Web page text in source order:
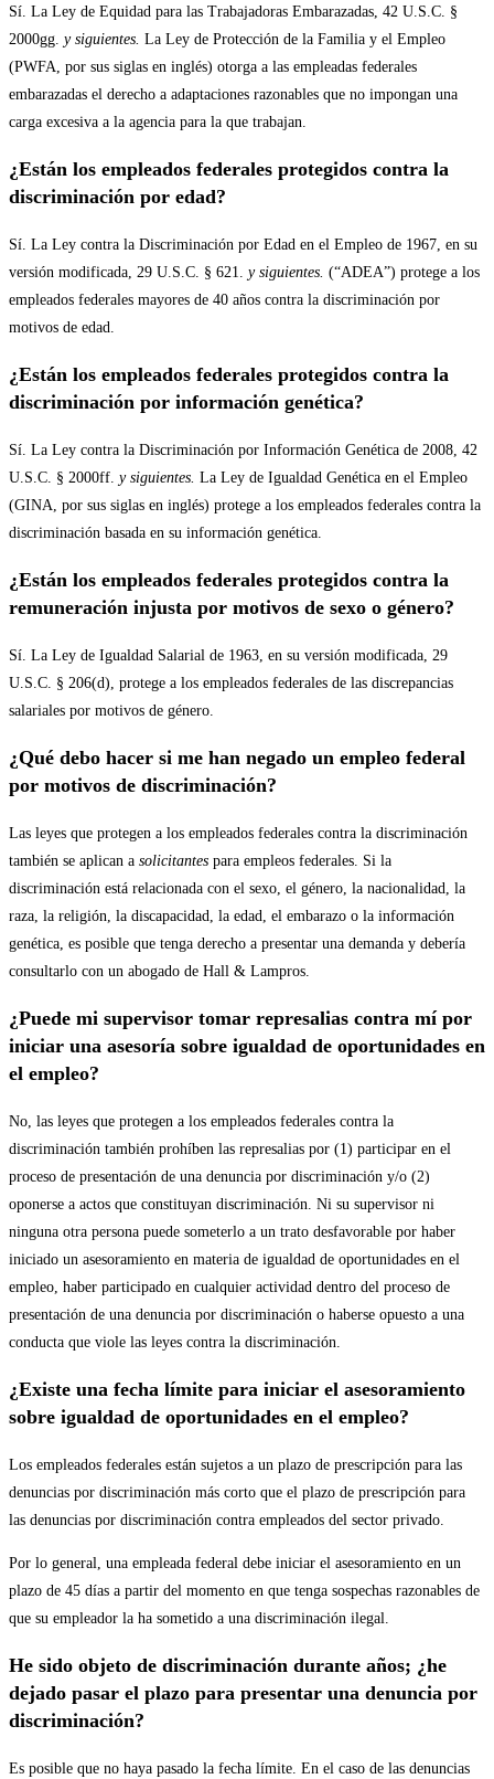
Sí. La Ley de Equidad para las Trabajadoras Embarazadas, 42 U.S.C. §
2000gg. y siguientes. La Ley de Protección de la Familia y el Empleo
(PWFA, por sus siglas en inglés) otorga a las empleadas federales
embarazadas el derecho a adaptaciones razonables que no impongan una
carga excesiva a la agencia para la que trabajan.
¿Están los empleados federales protegidos contra la
discriminación por edad?
Sí. La Ley contra la Discriminación por Edad en el Empleo de 1967, en su
versión modificada, 29 U.S.C. § 621. y siguientes. (“ADEA”) protege a los
empleados federales mayores de 40 años contra la discriminación por
motivos de edad.
¿Están los empleados federales protegidos contra la
discriminación por información genética?
Sí. La Ley contra la Discriminación por Información Genética de 2008, 42
U.S.C. § 2000ff. y siguientes. La Ley de Igualdad Genética en el Empleo
(GINA, por sus siglas en inglés) protege a los empleados federales contra la
discriminación basada en su información genética.
¿Están los empleados federales protegidos contra la
remuneración injusta por motivos de sexo o género?
Sí. La Ley de Igualdad Salarial de 1963, en su versión modificada, 29
U.S.C. § 206(d), protege a los empleados federales de las discrepancias
salariales por motivos de género.
¿Qué debo hacer si me han negado un empleo federal
por motivos de discriminación?
Las leyes que protegen a los empleados federales contra la discriminación
también se aplican a solicitantes para empleos federales. Si la
discriminación está relacionada con el sexo, el género, la nacionalidad, la
raza, la religión, la discapacidad, la edad, el embarazo o la información
genética, es posible que tenga derecho a presentar una demanda y debería
consultarlo con un abogado de Hall & Lampros.
¿Puede mi supervisor tomar represalias contra mí por
iniciar una asesoría sobre igualdad de oportunidades en
el empleo?
No, las leyes que protegen a los empleados federales contra la
discriminación también prohíben las represalias por (1) participar en el
proceso de presentación de una denuncia por discriminación y/o (2)
oponerse a actos que constituyan discriminación. Ni su supervisor ni
ninguna otra persona puede someterlo a un trato desfavorable por haber
iniciado un asesoramiento en materia de igualdad de oportunidades en el
empleo, haber participado en cualquier actividad dentro del proceso de
presentación de una denuncia por discriminación o haberse opuesto a una
conducta que viole las leyes contra la discriminación.
¿Existe una fecha límite para iniciar el asesoramiento
sobre igualdad de oportunidades en el empleo?
Los empleados federales están sujetos a un plazo de prescripción para las
denuncias por discriminación más corto que el plazo de prescripción para
las denuncias por discriminación contra empleados del sector privado.
Por lo general, una empleada federal debe iniciar el asesoramiento en un
plazo de 45 días a partir del momento en que tenga sospechas razonables de
que su empleador la ha sometido a una discriminación ilegal.
He sido objeto de discriminación durante años; ¿he
dejado pasar el plazo para presentar una denuncia por
discriminación?
Es posible que no haya pasado la fecha límite. En el caso de las denuncias